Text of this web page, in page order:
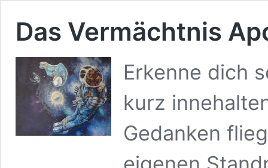
Das Vermächtnis
Erkenne dich
kurz
Gedanken